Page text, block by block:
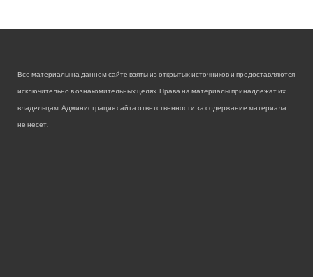
Все материалы на данном сайте взяты из открытых источников и предоставляются
исключительно в ознакомительных целях. Права на материалы принадлежат их
владельцам. Администрация сайта ответственности за содержание материала
не несет.